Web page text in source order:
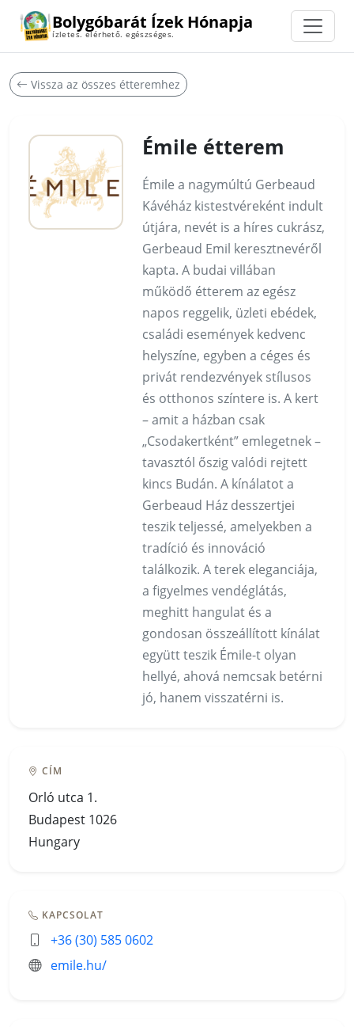
Bolygóbarát Ízek Hónapja
ízletes. elérhető. egészséges.
Vissza az összes étteremhez
Émile étterem
Émile a nagymúltú Gerbeaud
Kávéház kistestvéreként indult
útjára, nevét is a híres cukrász,
Gerbeaud Emil keresztnevéről
kapta. A budai villában
működő étterem az egész
napos reggelik, üzleti ebédek,
családi események kedvenc
helyszíne, egyben a céges és
privát rendezvények stílusos
és otthonos színtere is. A kert
– amit a házban csak
„Csodakertként” emlegetnek –
tavasztól őszig valódi rejtett
kincs Budán. A kínálatot a
Gerbeaud Ház desszertjei
teszik teljessé, amelyekben a
tradíció és innováció
találkozik. A terek eleganciája,
a figyelmes vendéglátás,
meghitt hangulat és a
gondosan összeállított kínálat
együtt teszik Émile-t olyan
hellyé, ahová nemcsak betérni
jó, hanem visszatérni is.
CÍM
Orló utca 1.
Budapest 1026
Hungary
KAPCSOLAT
+36 (30) 585 0602
emile.hu/